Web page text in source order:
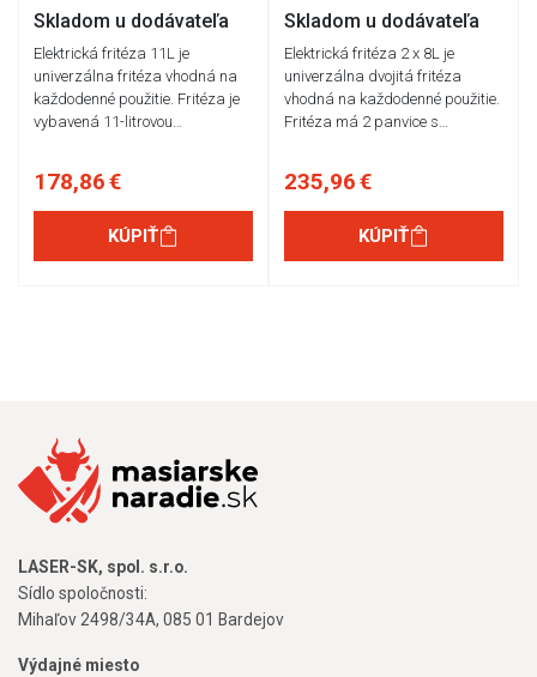
Skladom u dodávateľa
Elektrická fritéza 11L je
univerzálna fritéza vhodná na
každodenné použitie. Fritéza je
vybavená 11-litrovou…
178,86 €
KÚPIŤ
Skladom u dodávateľa
Elektrická fritéza 2 x 8L je
univerzálna dvojitá fritéza
vhodná na každodenné použitie.
Fritéza má 2 panvice s…
235,96 €
KÚPIŤ
LASER-SK, spol. s.r.o.
Sídlo spoločnosti:
Mihaľov 2498/34A, 085 01 Bardejov
Výdajné miesto